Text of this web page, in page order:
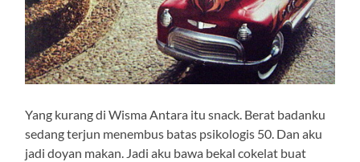
Yang kurang di Wisma Antara itu snack. Berat badanku
sedang terjun menembus batas psikologis 50. Dan aku
jadi doyan makan. Jadi aku bawa bekal cokelat buat